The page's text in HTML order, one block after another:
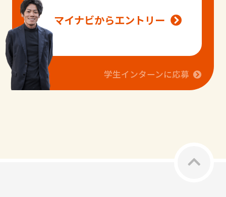
マイナビからエントリー
学生インターンに応募